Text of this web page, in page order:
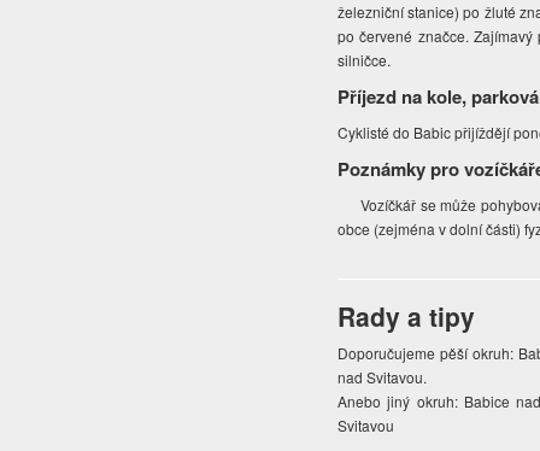
železniční stanice) po žluté
po červené značce.
silničce.
Příjezd na kole,
Cyklisté do Babic přijíždějí
Poznámky pro
Vozíčkář se může
obce (zejména v dolní části)
Rady a tipy
Doporučujeme pěší okruh:
nad Svitavou.
Anebo jiný okruh: Babice
Svitavou